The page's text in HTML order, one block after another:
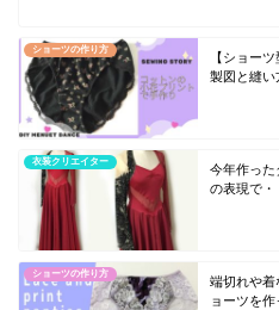
ショーツの作り方
【ショー
製図と縫
衣装クリエイター
今年作った
の表現で・
ショーツの作り方
端切れや着
ョーツを作